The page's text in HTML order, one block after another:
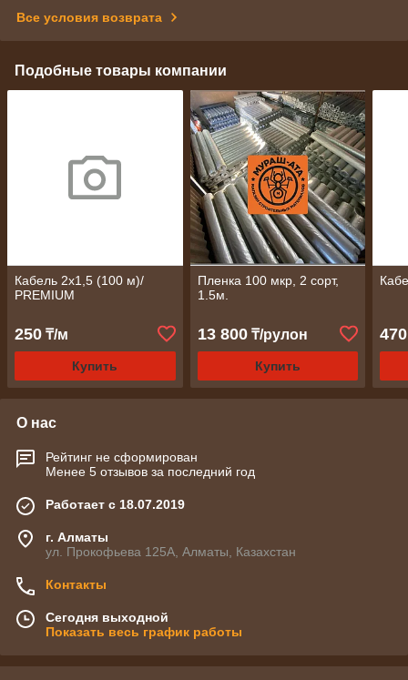
Все условия возврата
Подобные товары компании
Кабель 2x1,5 (100 м)/
PREMIUM
250 ₸/м
Купить
Пленка 100 мкр, 2 сорт,
1.5м.
13 800₸/рулон
Купить
470
О нас
Рейтинг не сформирован
Менее 5 отзывов за последний год
Работает с 18.07.2019
г. Алматы
ул. Прокофьева 125А, Алматы, Казахстан
Контакты
Сегодня выходной
Показать весь график работы